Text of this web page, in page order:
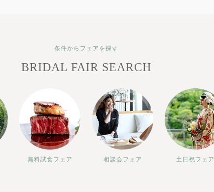
条件からフェアを探す
BRIDAL FAIR SEARCH
無料試食フェア 相談会フェア 土日祝フェア